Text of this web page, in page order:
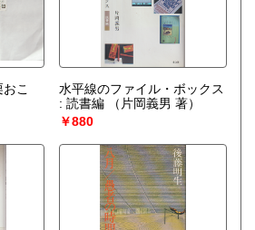
こ
水平線のファイル・ボックス
: 読書編
（片岡義男 著）
￥880